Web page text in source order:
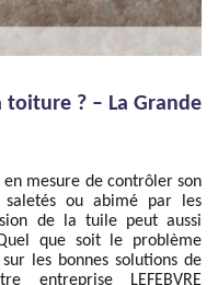
? – La Grande
mesure de contrôler son
ou abimé par les
de la tuile peut aussi
que soit le problème
les bonnes solutions de
entreprise LEFEBVRE